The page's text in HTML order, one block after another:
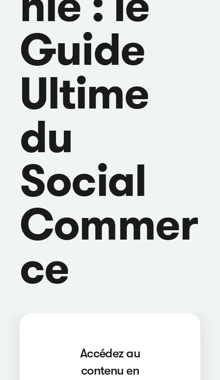
Guide
Ultime
du
Social
Commer
ce
Accédez au
contenu en